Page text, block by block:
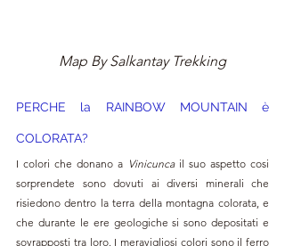
Map By Salkantay Trekking
PERCHE la RAINBOW MOUNTAIN è
COLORATA?
I colori che donano a Vinicunca il suo aspetto cosi
sorprendete sono dovuti ai diversi minerali che
risiedono dentro la terra della montagna colorata, e
che durante le ere geologiche si sono depositati e
sovrapposti tra loro. I meravigliosi colori sono il ferro